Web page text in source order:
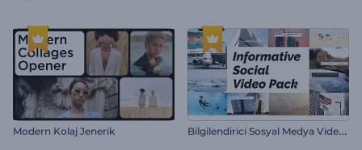
Modern Kolaj Jenerik B
ilgilendirici Sosyal Medya Video Paketi